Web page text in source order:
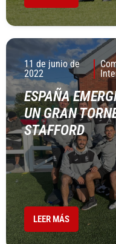
11 de junio de
2022
ESPAÑA
UN GRAN
STAFFORD
LEER MÁS